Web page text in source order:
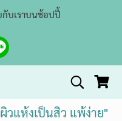
บเราบนช้อปปี้
วแห้งเป็นสิว แพ้ง่าย"